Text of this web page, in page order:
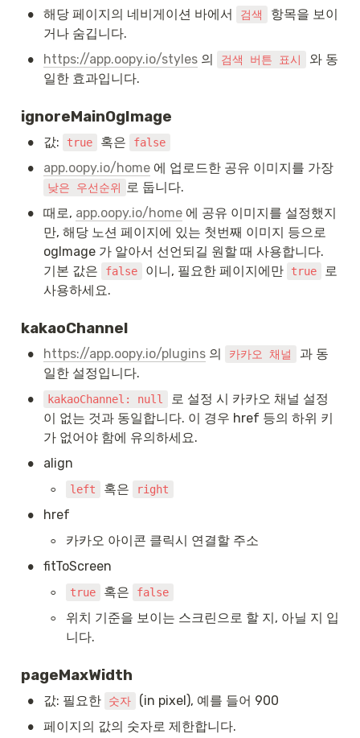
• 해당 페이지의 네비게이션 바에서 검색
항목을 보이
거나 숨깁니다.
• https://app.oopy.io/styles 의 검색 버튼 표시
와 동
일한 효과입니다.
ignoreMainOgImage
• 값: true 혹은 false
• app.oopy.io/home
낮은 우선순위 로 둡니다.
• 때로, app.oopy.io/home 에 공유 이미지를 설정했지
만, 해당 노션 페이지에 있는 첫번째 이미지 등으로
ogImage 가 알아서 선언되길 원할 때 사용합니다.
기본 값은
false 이니, 필요한 페이지에만 true
로
사용하세요.
kakaoChannel
• https://app.oopy.io/plugins 의 카카오 채널
과 동
일한 설정입니다.
• kakaoChannel: null
로 설정 시 카카오 채널 설정
이 없는 것과 동일합니다. 이 경우 href 등의 하위 키
가 없어야 함에 유의하세요.
• align
◦ left 혹은 right
• href
◦ 카카오 아이콘 클릭시 연결할 주소
• fitToScreen
◦ true 혹은 false
◦
위치 기준을 보이는 스크린으로 할 지, 아닐 지 입
니다.
pageMaxWidth
• 값: 필요한 숫자 (in pixel), 예를 들어 900
• 페이지의 값의 숫자로 제한합니다.